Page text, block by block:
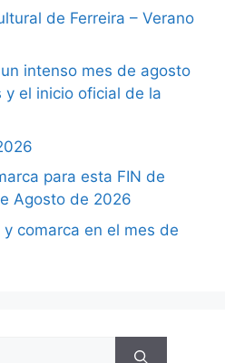
de Ferreira – Verano
intenso mes de agosto
el inicio oficial de la
para esta FIN de
Agosto de 2026
comarca en el mes de